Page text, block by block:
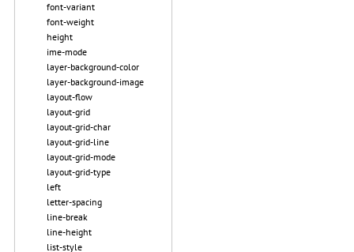
font-variant
font-weight
height
ime-mode
layer-background-color
layer-background-image
layout-flow
layout-grid
layout-grid-char
layout-grid-line
layout-grid-mode
layout-grid-type
left
letter-spacing
line-break
line-height
list-style